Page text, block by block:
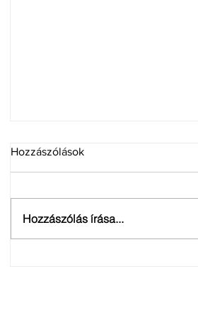
Hozzászólások
Hozzászólás írása...